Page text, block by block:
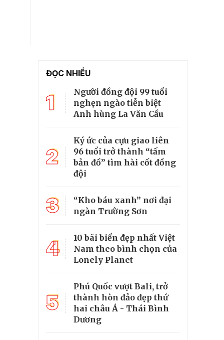
ĐỌC NHIỀU
1
Người đồng đội 99 tuổi
nghẹn ngào tiễn biệt
Anh hùng La Văn Cầu
2
Ký ức của cựu giao liên
96 tuổi trở thành “tấm
bản đồ” tìm hài cốt đồng
đội
3
“Kho báu xanh” nơi đại
ngàn Trường Sơn
4
10 bãi biển đẹp nhất Việt
Nam theo bình chọn của
Lonely Planet
5
Phú Quốc vượt Bali, trở
thành hòn đảo đẹp thứ
hai châu Á - Thái Bình
Dương